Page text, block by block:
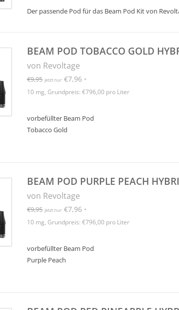
Der passende Pod für das Beam Pod Kit von
BEAM POD TOBACCO GOLD
von Revoltage
€9,95 jetzt nur €7,96 *
10 mg, Grundpreis: €796,00 pro Liter
vorbefüllter Beam Pod
Tobacco Gold
BEAM POD PURPLE PEACH
von Revoltage
€9,95 jetzt nur €7,96 *
10 mg, Grundpreis: €796,00 pro Liter
vorbefüllter Beam Pod
Purple Peach